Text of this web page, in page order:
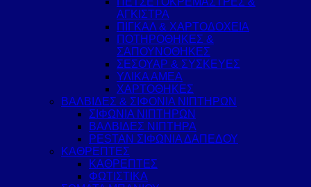
ΑΓΚΙΣΤΡΑ
ΠΙΓΚΑΛ & ΧΑΡΤΟΔΟΧΕΙΑ
ΠΟΤΗΡΟΘΗΚΕΣ &
ΣΑΠΟΥΝΟΘΗΚΕΣ
ΣΕΣΟΥΑΡ & ΣΥΣΚΕΥΕΣ
ΥΛΙΚΑ ΑΜΕΑ
ΧΑΡΤΟΘΗΚΕΣ
ΒΑΛΒΙΔΕΣ & ΣΙΦΟΝΙΑ ΝΙΠΤΗΡΩΝ
ΣΙΦΩΝΙΑ ΝΙΠΤΗΡΩΝ
ΒΑΛΒΙΔΕΣ ΝΙΠΤΗΡΑ
PESTAN ΣΙΦΩΝΙΑ ΔΑΠΕΔΟΥ
ΚΑΘΡΕΠΤΕΣ
ΚΑΘΡΕΠΤΕΣ
ΦΩΤΙΣΤΙΚΑ